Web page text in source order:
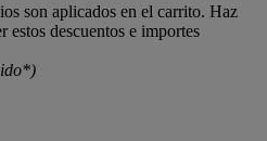
son aplicados en el carrito. Haz
estos descuentos e importes